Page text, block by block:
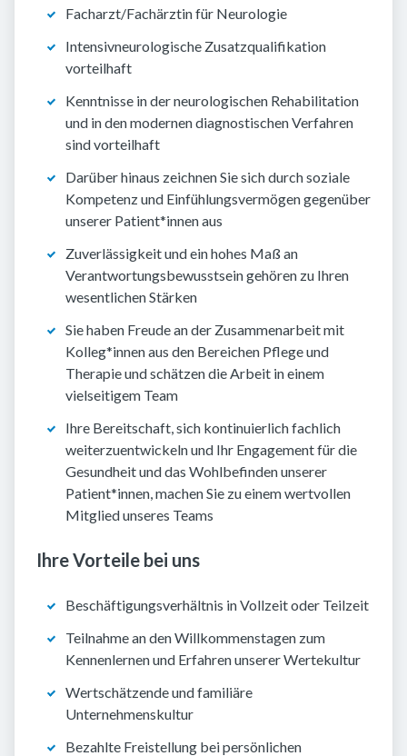
Facharzt/Fachärztin für Neurologie
Intensivneurologische Zusatzqualifikation
vorteilhaft
Kenntnisse in der neurologischen Rehabilitation
und in den modernen diagnostischen Verfahren
sind vorteilhaft
Darüber hinaus zeichnen Sie sich durch soziale
Kompetenz und Einfühlungsvermögen gegenüber
unserer Patient*innen aus
Zuverlässigkeit und ein hohes Maß an
Verantwortungsbewusstsein gehören zu Ihren
wesentlichen Stärken
Sie haben Freude an der Zusammenarbeit mit
Kolleg*innen aus den Bereichen Pflege und
Therapie und schätzen die Arbeit in einem
vielseitigem Team
Ihre Bereitschaft, sich kontinuierlich fachlich
weiterzuentwickeln und Ihr Engagement für die
Gesundheit und das Wohlbefinden unserer
Patient*innen, machen Sie zu einem wertvollen
Mitglied unseres Teams
Ihre Vorteile bei uns
Beschäftigungsverhältnis in Vollzeit oder Teilzeit
Teilnahme an den Willkommenstagen zum
Kennenlernen und Erfahren unserer Wertekultur
Wertschätzende und familiäre
Unternehmenskultur
Bezahlte Freistellung bei persönlichen